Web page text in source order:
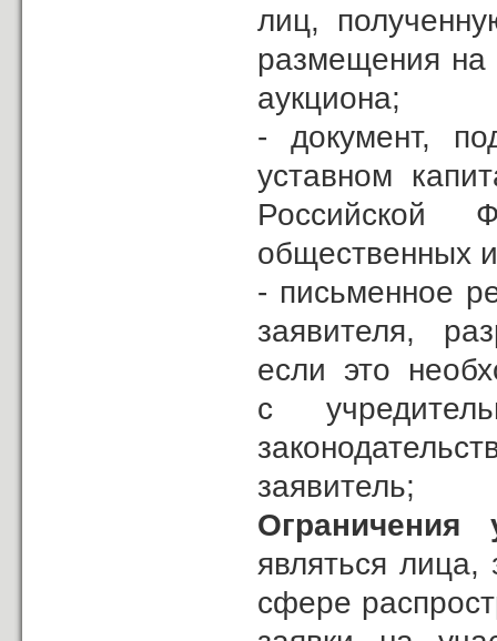
лиц,
размещения на
аукциона;
- документ,
уставном
Российской
общественных
- письменное
заявителя,
если это
с
заявитель;
Ограничения
являться
сфере